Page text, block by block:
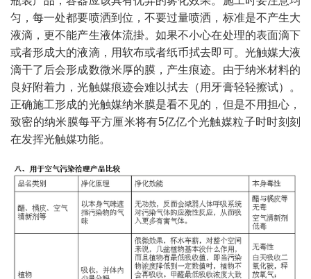
匀，每一处都要喷洒到位，不要过量喷洒，标准是不产生大
液滴，更不能产生液体流掛。如果不小心在处理的表面滴下
或者形成大的液滴，用软布或者纸币拭去即可。光触媒大液
滴干了后会形成数微米厚的膜，产生痕迹。由于纳米材料的
良好附着力，光触媒痕迹会难以拭去（用牙膏轻轻擦试）。
正确施工形成的光触媒纳米膜是看不见的，但是不用担心，
致密的纳米膜每平方厘米将有5亿亿个光触媒粒子时时刻刻
在发挥光触媒功能。